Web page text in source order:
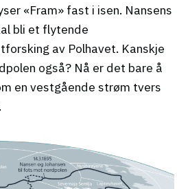
«Fram» fast i isen. Nansens
bli et flytende
av Polhavet. Kanskje
også? Nå er det bare å
en vestgående strøm tvers